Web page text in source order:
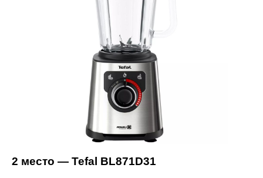
2 место — Tefal BL871D31